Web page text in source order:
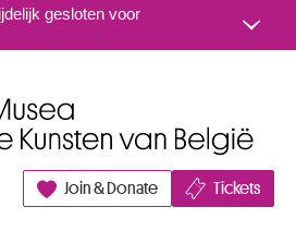
Naar inhoud
gesloten voor
Join & Donate Tickets